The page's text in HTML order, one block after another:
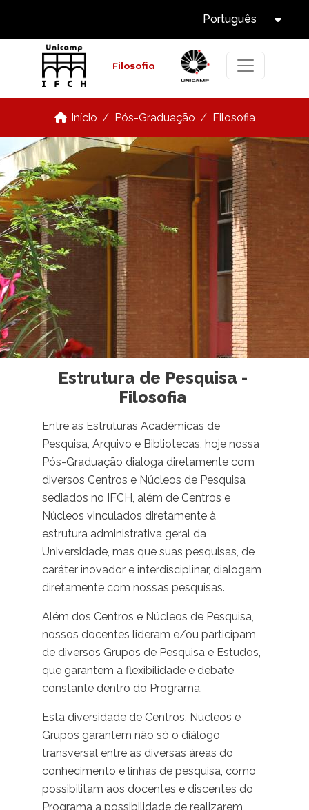
Select
Português
Filosofia
Início Pós-Graduação Filosofia
Estrutura de Pesquisa -
Filosofia
Entre as Estruturas Acadêmicas de
Pesquisa, Arquivo e Bibliotecas, hoje nossa
Pós-Graduação dialoga diretamente com
diversos Centros e Núcleos de Pesquisa
sediados no IFCH, além de Centros e
Núcleos vinculados diretamente à
estrutura administrativa geral da
Universidade, mas que suas pesquisas, de
caráter inovador e interdisciplinar, dialogam
diretamente com nossas pesquisas.
Além dos Centros e Núcleos de Pesquisa,
nossos docentes lideram e/ou participam
de diversos Grupos de Pesquisa e Estudos,
que garantem a flexibilidade e debate
constante dentro do Programa.
Esta diversidade de Centros, Núcleos e
Grupos garantem não só o diálogo
transversal entre as diversas áreas do
conhecimento e linhas de pesquisa, como
possibilitam aos docentes e discentes do
Programa a possibilidade de realizarem